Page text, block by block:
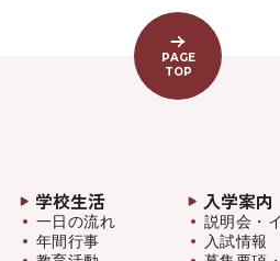
PAGE
TOP
学校生活
一日の流れ
年間行事
入学案内
説明会・
入試情報